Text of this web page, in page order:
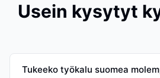
Usein kysytyt
Tukeeko työkalu suomea